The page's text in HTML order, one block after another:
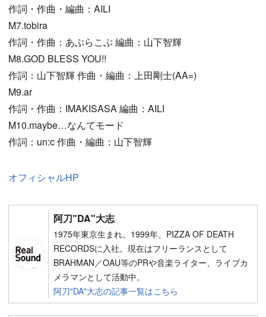
作詞・作曲・編曲：AILI
M7.tobira
作詞・作曲：あぶらこぶ 編曲：山下智輝
M8.GOD BLESS YOU!!
作詞：山下智輝 作曲・編曲：上田剛士(AA=)
M9.ar
作詞・作曲：IMAKISASA 編曲：AILI
M10.maybe…なんてモード
作詞：un:c 作曲・編曲：山下智輝
オフィシャルHP
阿刀"DA"大志
1975年東京生まれ。1999年、PIZZA OF DEATH
RECORDSに入社。現在はフリーランスとして
BRAHMAN／OAU等のPRや音楽ライター、ライブカ
メラマンとして活動中。
阿刀"DA"大志の記事一覧はこちら